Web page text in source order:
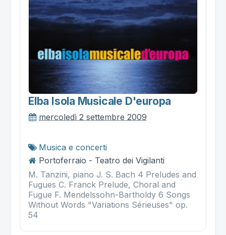
Elba Isola Musicale D'europa
mercoledì 2 settembre 2009
Musica e concerti
Portoferraio - Teatro dei Vigilanti
M. Tanzini, piano J. S. Bach 4 Preludes and
Fugues C. Franck Prelude, Choral and
Fugue F. Mendelssohn-Bartholdy 6 Songs
Without Words "Variations Sérieuses" op.
54